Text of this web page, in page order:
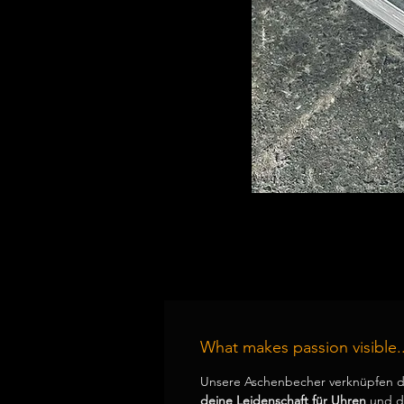
What makes passion
Unsere Aschenbecher verknüpfen
deine Leidenschaft für Uhren und